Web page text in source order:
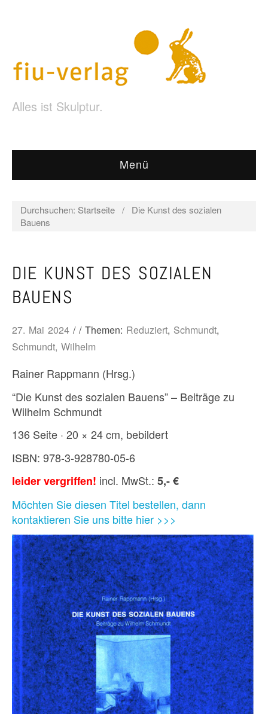
Alles ist Skulptur.
Menü
Durchsuchen: Startseite /
Die Kunst des sozialen
Bauens
DIE KUNST DES SOZIALEN
BAUENS
27. Mai 2024 / / Themen: Reduziert, Schmundt,
Schmundt, Wilhelm
Rainer Rappmann (Hrsg.)
“Die Kunst des sozialen Bauens” – Beiträge zu
Wilhelm Schmundt
136 Seite · 20 × 24 cm, bebildert
ISBN: 978-3-928780-05-6
leider vergriffen! incl. MwSt.: 5,- €
Möchten Sie diesen Titel bestellen, dann
kontaktieren Sie uns bitte hier >>>